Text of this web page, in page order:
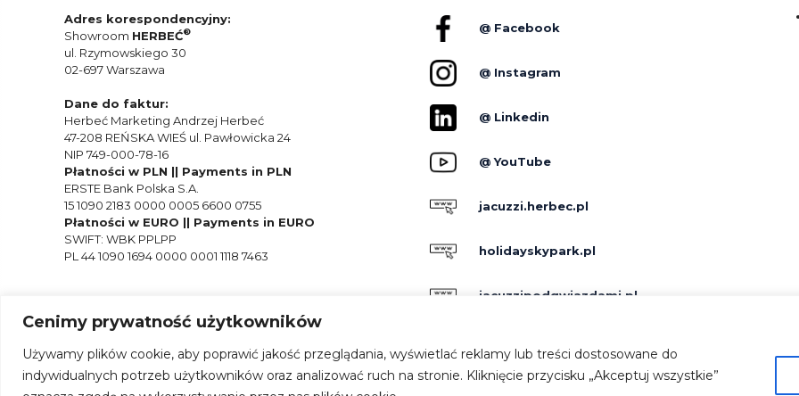
Cenimy prywatność użytkowników
Używamy plików cookie, aby poprawić jakość przeglądania, wyświetlać reklamy lub treści dostosowane do
indywidualnych potrzeb użytkowników oraz analizować ruch na stronie. Kliknięcie przycisku „Akceptuj wszystkie”
Adres korespondencyjny:
Showroom HERBEĆ®
ul. Rzymowskiego 30
02-697 Warszawa
Dane do faktur:
Herbeć Marketing Andrzej Herbeć
47-208 REŃSKA WIEŚ ul. Pawłowicka 24
NIP 749-000-78-16
Płatności w PLN || Payments in PLN
ERSTE Bank Polska S.A.
15 1090 2183 0000 0005 6600 0755
Płatności w EURO || Payments in EURO
SWIFT: WBK PPLPP
PL 44 1090 1694 0000 0001 1118 7463
@ Facebook
@ Instagram
@ Linkedin
@ YouTube
jacuzzi.herbec.pl
holidayskypark.pl
jacuzzipodgwiazdami.pl